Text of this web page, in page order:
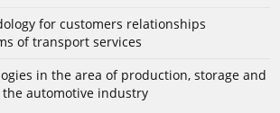
for customers relationships
of transport services
in the area of production, storage and
automotive industry